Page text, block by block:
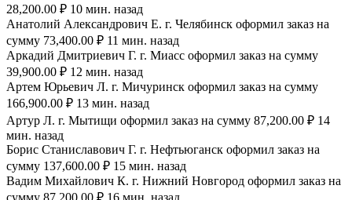
28,200.00 ₽ 10 мин. назад
Анатолий Александрович Е. г. Челябинск оформил заказ на
сумму 73,400.00 ₽ 11 мин. назад
Аркадий Дмитриевич Г. г. Миасс оформил заказ на сумму
39,900.00 ₽ 12 мин. назад
Артем Юрьевич Л. г. Мичуринск оформил заказ на сумму
166,900.00 ₽ 13 мин. назад
Артур Л. г. Мытищи оформил заказ на сумму 87,200.00 ₽ 14
мин. назад
Борис Станиславович Г. г. Нефтьюганск оформил заказ на
сумму 137,600.00 ₽ 15 мин. назад
Вадим Михайлович К. г. Нижний Новгород оформил заказ на
сумму 87,200.00 ₽ 16 мин. назад